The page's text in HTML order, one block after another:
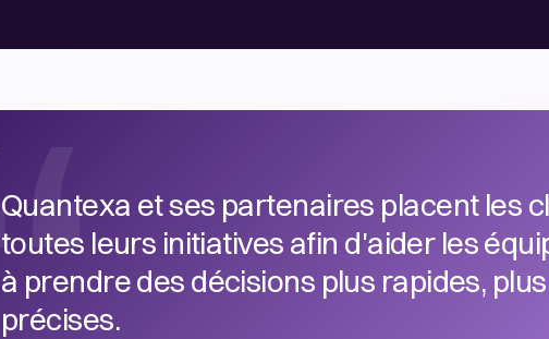
Quantexa et ses partenaires placent les
toutes leurs initiatives afin d'aider les
à prendre des décisions plus rapides,
précises.